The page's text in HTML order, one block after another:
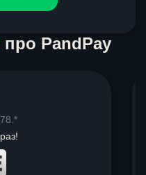
про PandPay